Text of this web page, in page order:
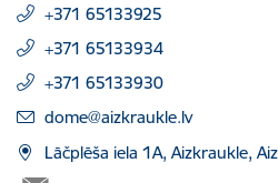
+371 65133925
+371 65133934
+371 65133930
E-pasts:
dome@aizkraukle.lv
Lāčplēša iela 1A, Aizkraukle,